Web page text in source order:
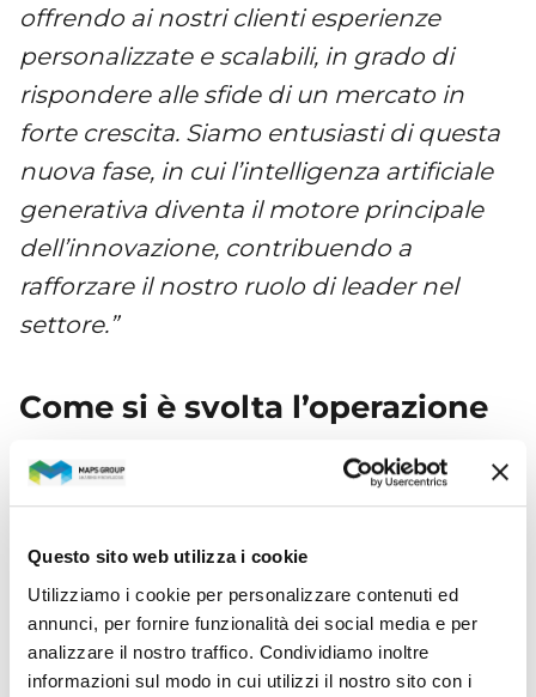
Questo sito web utilizza i cookie
Utilizziamo i cookie per personalizzare contenuti ed
annunci, per fornire funzionalità dei social media e per
analizzare il nostro traffico. Condividiamo inoltre
informazioni sul modo in cui utilizzi il nostro sito con i
offrendo ai nostri clienti esperienze
personalizzate e scalabili, in grado di
rispondere alle sfide di un mercato in
forte crescita. Siamo entusiasti di questa
nuova fase, in cui l’intelligenza artificiale
generativa diventa il motore principale
dell’innovazione, contribuendo a
rafforzare il nostro ruolo di leader nel
settore.”
Come si è svolta l’operazione
L’accordo prevede l’acquisto del 51% del
capitale sociale di Ellyssedagli attuali
bilancio al 31 dicembre 2024 e della
Posizione Finanziaria Netta al 28 febbraio